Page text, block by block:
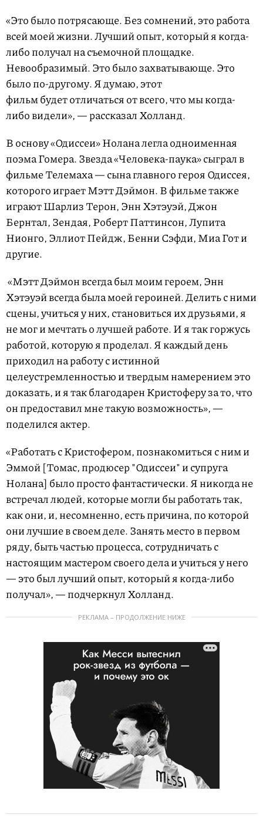
«Это было потрясающе. Без сомнений, это работа
всей моей жизни. Лучший опыт, который я когда-
либо получал на съемочной площадке.
Невообразимый. Это было захватывающе. Это
было по-другому. Я думаю, этот
фильм будет отличаться от всего, что мы когда-
либо видели», — рассказал Холланд.
В основу «Одиссеи» Нолана легла одноименная
поэма Гомера. Звезда «Человека-паука» сыграл в
фильме Телемаха — сына главного героя Одиссея,
которого играет Мэтт Дэймон. В фильме также
играют Шарлиз Терон, Энн Хэтэуэй, Джон
Бернтал, Зендая, Роберт Паттинсон, Лупита
Нионго, Эллиот Пейдж, Бенни Сэфди, Миа Гот и
другие.
«Мэтт Дэймон всегда был моим героем, Энн
Хэтэуэй всегда была моей героиней. Делить с ними
сцены, учиться у них, становиться их друзьями, я
не мог и мечтать о лучшей работе. И я так горжусь
работой, которую я проделал. Я каждый день
приходил на работу с истинной
целеустремленностью и твердым намерением это
доказать, и я так благодарен Кристоферу за то, что
он предоставил мне такую возможность», —
поделился актер.
«Работать с Кристофером, познакомиться с ним и
Эммой [Томас, продюсер "Одиссеи" и супруга
Нолана] было просто фантастически. Я никогда не
встречал людей, которые могли бы работать так,
как они, и, несомненно, есть причина, по которой
они лучшие в своем деле. Занять место в первом
ряду, быть частью процесса, сотрудничать с
настоящим мастером своего дела и учиться у него
— это был лучший опыт, который я когда-либо
получал», — подчеркнул Холланд.
РЕКЛАМА – ПРОДОЛЖЕНИЕ НИЖЕ